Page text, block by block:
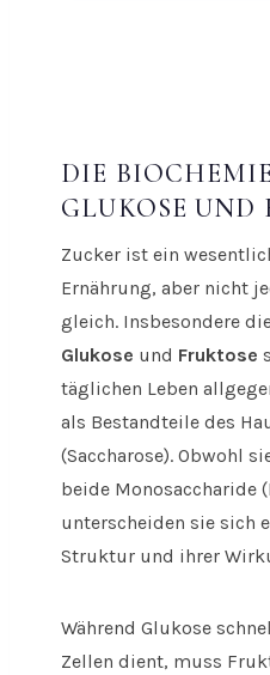
DIE
GLUKOSE UND
Zucker ist ein
Ernährung, aber nicht
gleich. Insbesondere
Glukose und Fruktose
täglichen Leben
als Bestandteile des
(Saccharose). Obwohl
beide Monosaccharide
unterscheiden sie sich
Struktur und ihrer
Während Glukose
Zellen dient, muss